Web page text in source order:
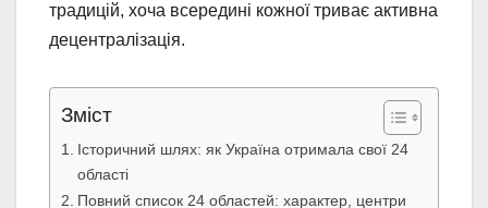
традицій, хоча всередині кожної триває активна
децентралізація.
Зміст
Історичний шлях: як Україна отримала свої 24
області
Повний список 24 областей: характер, центри